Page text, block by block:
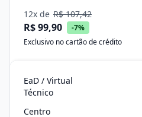
12x de R$ 107,42
R$ 99,90
-7%
Exclusivo no cartão de crédito
EaD / Virtual
Técnico
Centro